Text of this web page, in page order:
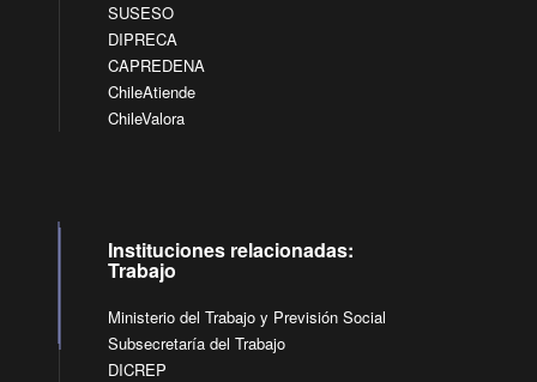
SUSESO
DIPRECA
CAPREDENA
ChileAtiende
ChileValora
Instituciones relacionadas:
Trabajo
Ministerio del Trabajo y Previsión Social
Subsecretaría del Trabajo
DICREP